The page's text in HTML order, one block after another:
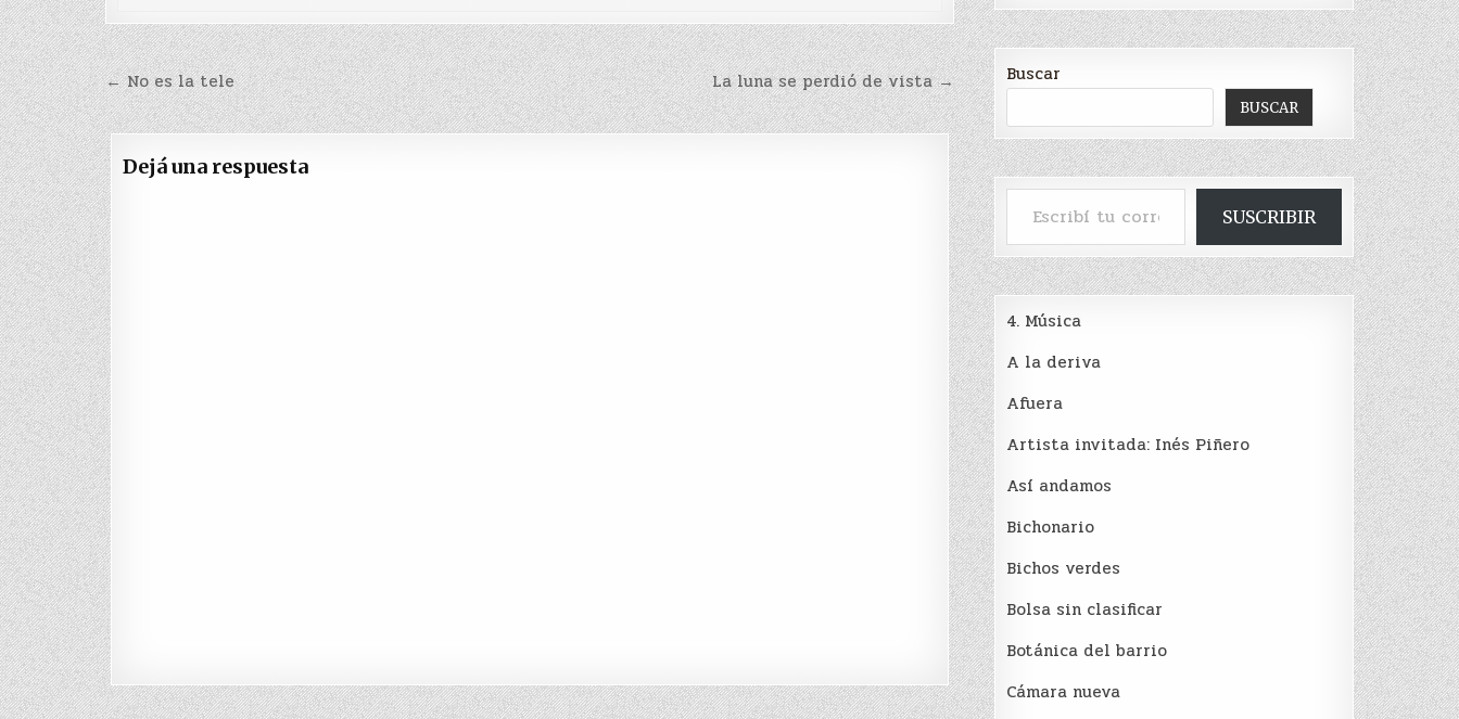
Navegación
de
entradas
La luna se perdió de vista →
← No es la tele
Dejá una respuesta
Buscar
BUSCAR
Escribí tu correo electrónico…
SUSCRIBIR
4. Música
A la deriva
Afuera
Artista invitada: Inés Piñero
Así andamos
Bichonario
Bichos verdes
Bolsa sin clasificar
Botánica del barrio
Cámara nueva